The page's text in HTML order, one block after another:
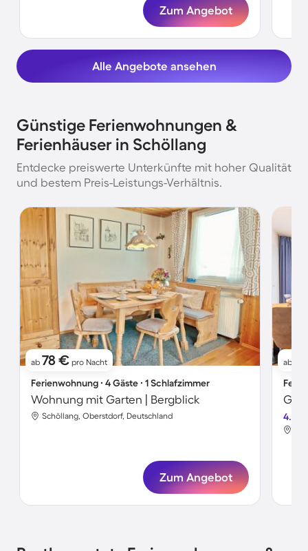
Zum Angebot
Alle Angebote ansehen
Günstige Ferienwohnungen &
Ferienhäuser in Schöllang
Entdecke preiswerte Unterkünfte mit hoher Qualität
und bestem Preis-Leistungs-Verhältnis.
ab 78 € pro Nacht
Ferienwohnung ∙ 4 Gäste ∙ 1 Schlafzimmer
Wohnung mit Garten | Bergblick
Schöllang, Oberstdorf, Deutschland
Zum Angebot
ab
4.0